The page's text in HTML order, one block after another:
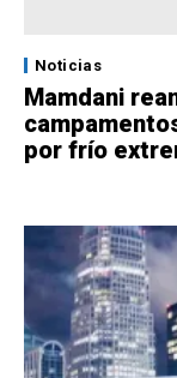
Noticias
Mamdani
por frío